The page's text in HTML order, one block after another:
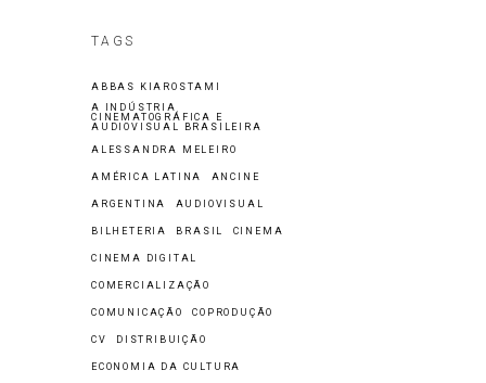
TAGS
ABBAS KIAROSTAMI
A INDÚSTRIA
CINEMATOGRÁFICA E
AUDIOVISUAL BRASILEIRA
ALESSANDRA MELEIRO
AMÉRICA LATINA ANCINE
ARGENTINA AUDIOVISUAL
BILHETERIA BRASIL CINEMA
CINEMA DIGITAL
COMERCIALIZAÇÃO
COMUNICAÇÃO COPRODUÇÃO
CV DISTRIBUIÇÃO
ECONOMIA DA CULTURA